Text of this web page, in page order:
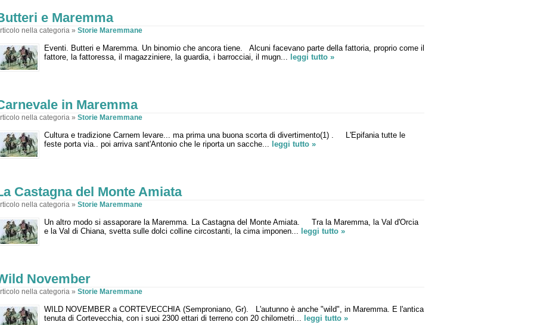
e Maremma
nella categoria » Storie Maremmane
Eventi. Butteri e Maremma. Un binomio che ancora tiene. Alcuni facevano parte della fattoria, proprio come il
fattore, la fattoressa, il magazziniere, la guardia, i barrocciai, il mugn... leggi tutto »
in Maremma
nella categoria » Storie Maremmane
Cultura e tradizione Carnem levare... ma prima una buona scorta di divertimento(1) . L'Epifania tutte le
feste porta via.. poi arriva sant'Antonio che le riporta un sacche... leggi tutto »
Castagna del Monte Amiata
nella categoria » Storie Maremmane
Un altro modo si assaporare la Maremma. La Castagna del Monte Amiata. Tra la Maremma, la Val d'Orcia
e la Val di Chiana, svetta sulle dolci colline circostanti, la cima imponen... leggi tutto »
November
nella categoria » Storie Maremmane
WILD NOVEMBER a CORTEVECCHIA (Semproniano, Gr). L'autunno è anche "wild", in Maremma. E l'antica
tenuta di Cortevecchia, con i suoi 2300 ettari di terreno con 20 chilometri... leggi tutto »